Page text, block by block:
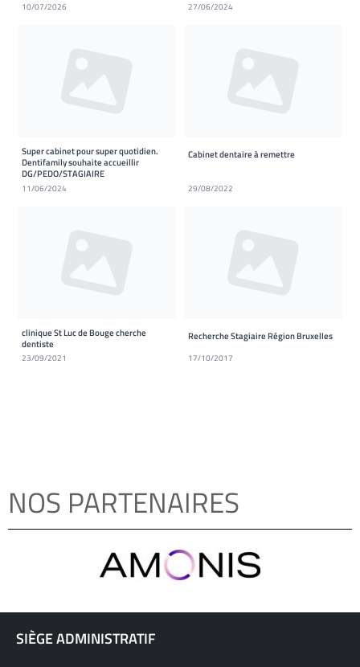
10/07/2026 27/06/2024
Super cabinet pour super quotidien.
Dentifamily souhaite accueillir
DG/PEDO/STAGIAIRE
11/06/2024
Cabinet dentaire à remettre
29/08/2022
clinique St Luc de Bouge cherche
dentiste
23/09/2021
Recherche Stagiaire Région Bruxelles
17/10/2017
NOS PARTENAIRES
SIÈGE ADMINISTRATIF